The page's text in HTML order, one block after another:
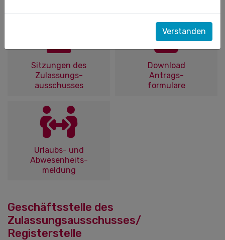
Sitzungen des
Zulassungs-
ausschusses
Download
Antrags-
formulare
Urlaubs- und
Abwesenheits-
meldung
Geschäftsstelle des
Zulassungsausschusses/
Registerstelle
Verstanden